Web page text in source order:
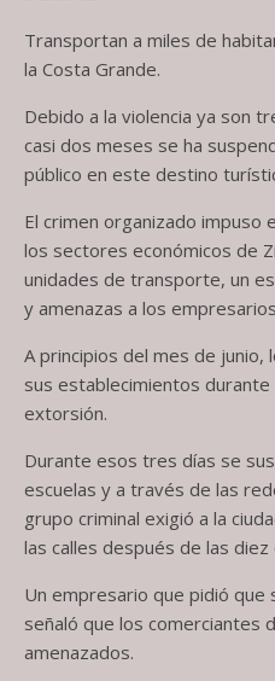
Transportan a miles de
la Costa Grande.
Debido a la violencia ya son
casi dos meses se ha
público en este destino
El crimen organizado impuso
los sectores económicos de
unidades de transporte, un
y amenazas a los
A principios del mes de
sus establecimientos
extorsión.
Durante esos tres días se
escuelas y a través de las
grupo criminal exigió a la
las calles después de las diez
Un empresario que pidió que
señaló que los comerciantes
amenazados.